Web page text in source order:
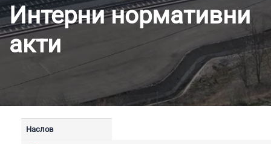
Интерни нормативни
акти
Наслов